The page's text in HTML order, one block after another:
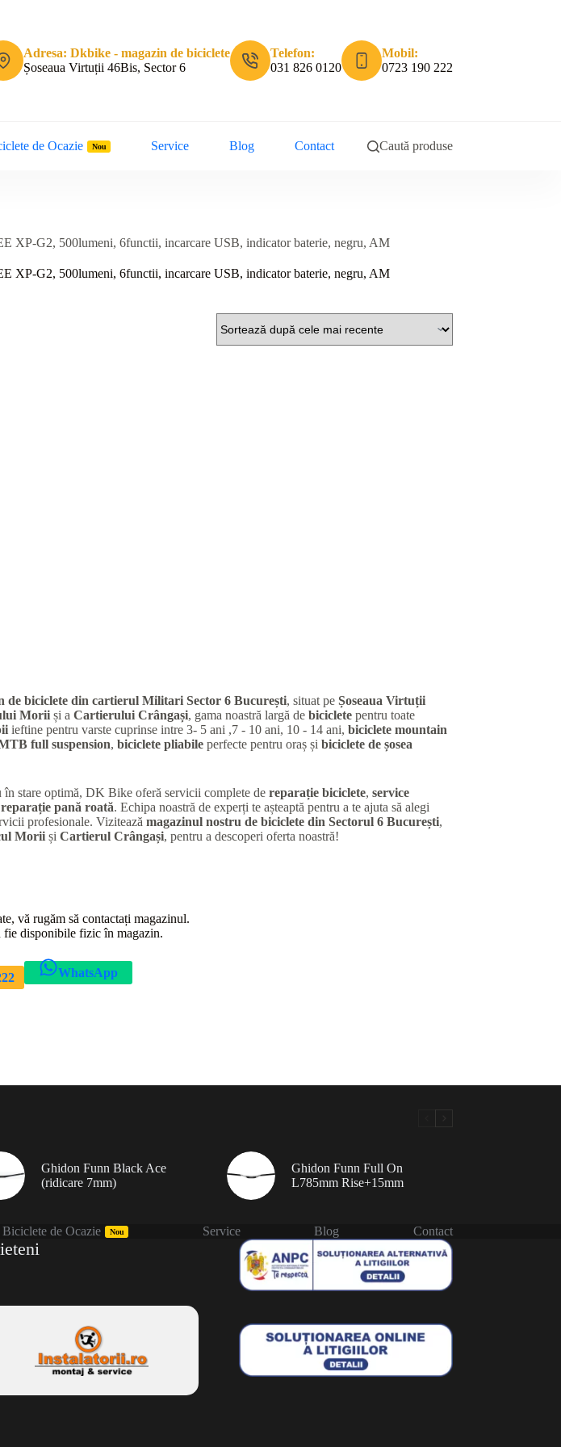
Adresa: Dkbike - magazin de biciclete
Șoseaua Virtuții 46Bis, Sector 6
Telefon:
031 826 0120
Mobil:
0723 190 222
de Ocazie Nou Service Blog Contact Caută produse
XP-G2, 500lumeni, 6functii, incarcare USB, indicator baterie, negru, AM
XP-G2, 500lumeni, 6functii, incarcare USB, indicator baterie, negru, AM
de biciclete din cartierul MilitariSector 6 București, situat pe Șoseaua Virtuții
Moriiși a Cartierului Crângași, gama noastră largă de bicicletepentru toate
ieftine pentru varste cuprinse intre 3- 5 ani ,7 - 10 ani, 10 - 14 ani, biciclete mountain
full suspension, biciclete pliabileperfecte pentru oraș și biciclete de șosea
în stare optimă, DK Bike oferă servicii complete de reparație biciclete, service
reparație pană roată. Echipa noastră de experți te așteaptă pentru a te ajuta să alegi
profesionale. Vizitează magazinul nostru de biciclete din Sectorul 6 București,
Moriiși Cartierul Crângași, pentru a descoperi oferta noastră!
vă rugăm să contactați magazinul.
fie disponibile fizic în magazin.
WhatsApp
Ghidon Funn Black Ace
(ridicare 7mm)
Ghidon Funn Full On
L785mm Rise+15mm
Biciclete de Ocazie Nou Service Blog
Contact